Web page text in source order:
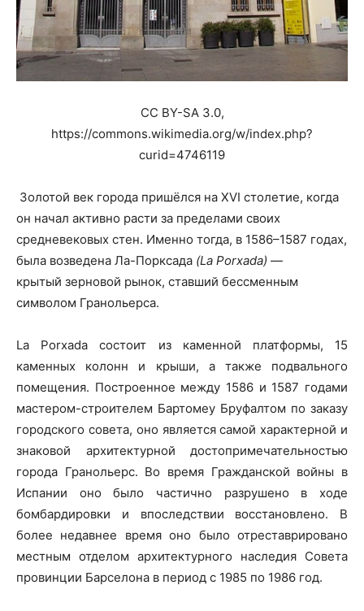
CC BY-SA 3.0,
https://commons.wikimedia.org/w/index.php?
curid=4746119
Золотой век города пришёлся на XVI столетие, когда
он начал активно расти за пределами своих
средневековых стен. Именно тогда, в 1586–1587 годах,
была возведена Ла-Порксада (La Porxada) —
крытый зерновой рынок, ставший бессменным
символом Гранольерса.
La Porxada состоит из каменной платформы, 15
каменных колонн и крыши, а также подвального
помещения. Построенное между 1586 и 1587 годами
мастером-строителем Бартомеу Бруфалтом по заказу
городского совета, оно является самой характерной и
знаковой архитектурной достопримечательностью
города Гранольерс. Во время Гражданской войны в
Испании оно было частично разрушено в ходе
бомбардировки и впоследствии восстановлено. В
более недавнее время оно было отреставрировано
местным отделом архитектурного наследия Совета
провинции Барселона в период с 1985 по 1986 год.